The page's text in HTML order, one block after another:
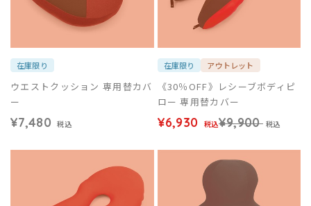
在庫限り
ウエストクッション 専用替カバ
ー
¥7,480 税込
在庫限り アウトレット
《30％OFF》レシーブボディピ
ロー 専用替カバー
¥6,930 税込¥9,900 税込